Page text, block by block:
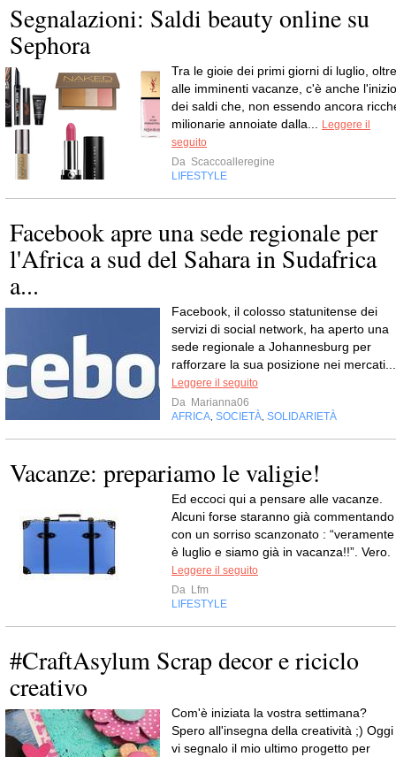
Segnalazioni: Saldi beauty online su
Sephora
Tra le gioie dei primi giorni di luglio, oltre
alle imminenti vacanze, c'è anche l'inizio
dei saldi che, non essendo ancora
milionarie annoiate dalla... Leggere il
seguito
Da Scaccoalleregine
LIFESTYLE
Facebook apre una sede regionale per
l'Africa a sud del Sahara in Sudafrica
a...
Facebook, il colosso statunitense dei
servizi di social network, ha aperto una
sede regionale a Johannesburg per
rafforzare la sua posizione nei mercati...
Leggere il seguito
Da Marianna06
AFRICA, SOCIETÀ, SOLIDARIETÀ
Vacanze: prepariamo le valigie!
Ed eccoci qui a pensare alle vacanze.
Alcuni forse staranno già commentando
con un sorriso scanzonato : “veramente
è luglio e siamo già in vacanza!!”. Vero.
Leggere il seguito
Da Lfm
LIFESTYLE
#CraftAsylum Scrap decor e riciclo
creativo
Com'è iniziata la vostra settimana?
Spero all'insegna della creatività ;) Oggi
vi segnalo il mio ultimo progetto per